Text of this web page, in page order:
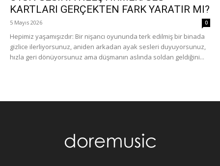
KARTLARI GERÇEKTEN FARK YARATIR MI?
5 Mayıs 2026 0
Hepimiz yaşamışızdır: Bir nişancı oyununda terk edilmiş bir binada
gizlice ilerliyorsunuz, aniden arkadan ayak sesleri duyuyorsunuz,
hızla geri dönüyorsunuz ama düşmanın aslında soldan geldiğini...